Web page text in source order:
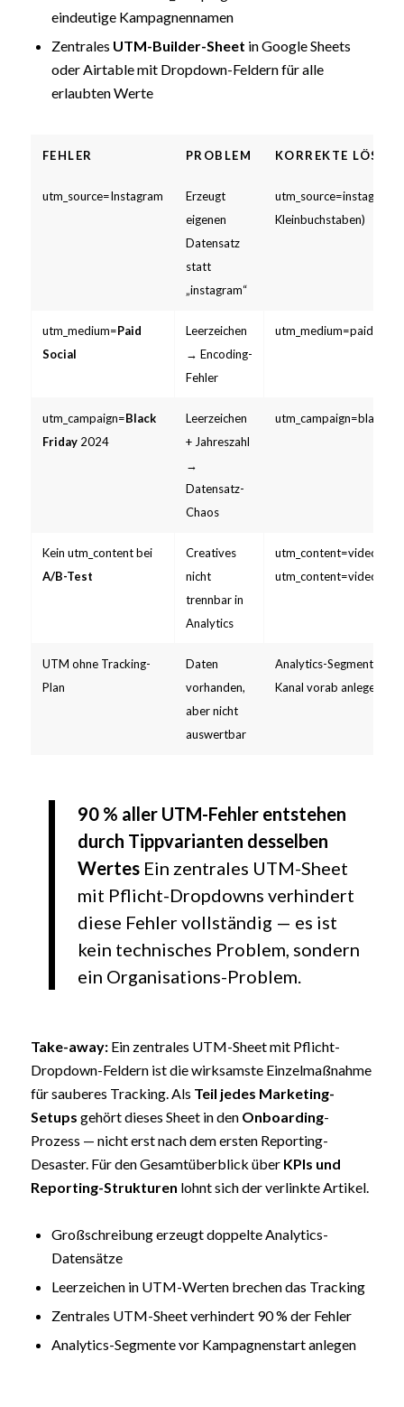
eindeutige Kampagnennamen
Zentrales UTM-Builder-Sheet in Google Sheets
oder Airtable mit Dropdown-Feldern für alle
erlaubten Werte
FEHLER PROBLEM KORREKTE
utm_source=Instagram
Erzeugt
eigenen
Datensatz
statt
„instagram“
utm_source=instagram
Kleinbuchstaben)
utm_medium=Paid
Social
Leerzeichen
→ Encoding-
Fehler
utm_campaign=Black
Friday2024
Leerzeichen
+ Jahreszahl
→
Datensatz-
Chaos
Kein utm_content bei
A/B-Test
Creatives
nicht
trennbar in
Analytics
utm_content=video_a
utm_content=video_b
UTM ohne Tracking-
Plan
Daten
vorhanden,
aber nicht
auswertbar
Analytics-Segmente pro
Kanal vorab anlegen
90 % aller UTM-Fehler entstehen
durch Tippvarianten desselben
WertesEin zentrales UTM-Sheet
mit Pflicht-Dropdowns verhindert
diese Fehler vollständig — es ist
kein technisches Problem, sondern
ein Organisations-Problem.
Take-away:Ein zentrales UTM-Sheet mit Pflicht-
Dropdown-Feldern ist die wirksamste Einzelmaßnahme
für sauberes Tracking. Als Teil jedes Marketing-
Setups gehört dieses Sheet in den Onboarding-
Prozess — nicht erst nach dem ersten Reporting-
Desaster. Für den Gesamtüberblick über KPIs und
Reporting-Strukturen lohnt sich der verlinkte Artikel.
Großschreibung erzeugt doppelte Analytics-
Datensätze
Leerzeichen in UTM-Werten brechen das Tracking
Zentrales UTM-Sheet verhindert 90 % der Fehler
Analytics-Segmente vor Kampagnenstart anlegen